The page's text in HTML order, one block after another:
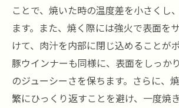
ことで、焼いた時の温度差を小さくし
ます。また、焼く際には強火で表面を
けて、肉汁を内部に閉じ込めることが
豚ウインナーも同様に、表面をしっか
のジューシーさを保ちます。さらに、
繁にひっくり返すことを避け、一度焼